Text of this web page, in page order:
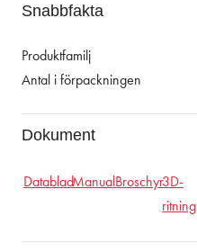
Snabbfakta
Produktfamilj
Antal i förpackningen
Dokument
DatabladManualBroschyr3D-
ritning